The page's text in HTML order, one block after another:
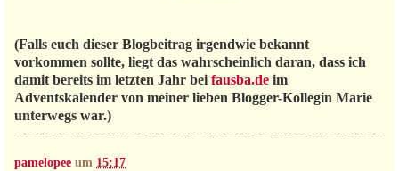
(Falls euch dieser Blogbeitrag irgendwie bekannt
vorkommen sollte, liegt das wahrscheinlich daran, dass ich
damit bereits im letzten Jahr bei fausba.de im
Adventskalender von meiner lieben Blogger-Kollegin Marie
unterwegs war.)
pamelopee um 15:17